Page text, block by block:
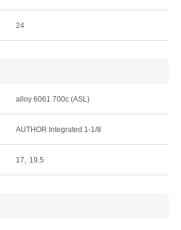
24
alloy 6061 700c (ASL)
AUTHOR Integrated 1-1/8
17 19.5